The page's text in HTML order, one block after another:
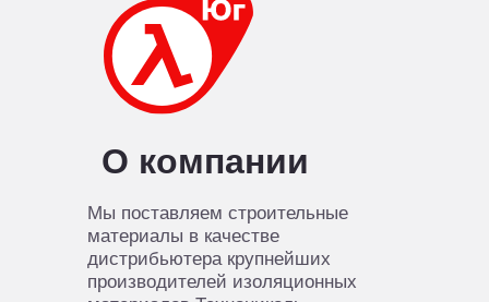
О компании
Мы поставляем строительные
материалы в качестве
дистрибьютера крупнейших
производителей изоляционных